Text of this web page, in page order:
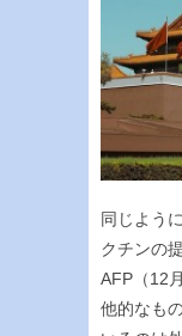
同じよう
クチンの
AFP（12
他的なも